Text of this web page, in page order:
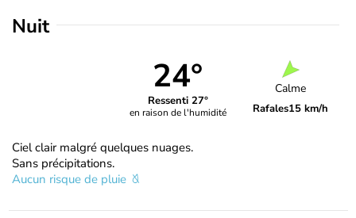
Nuit
24°
Ressenti 27°
en raison de l'humidité
Calme
Rafales15 km/h
Ciel clair malgré quelques nuages.
Sans précipitations.
Aucun risque de pluie